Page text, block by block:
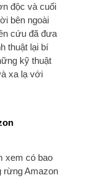
độc và cuối
bên ngoài
cứu đã đưa
thuật lại bí
kỹ thuật
xa lạ với
xem có bao
rừng Amazon